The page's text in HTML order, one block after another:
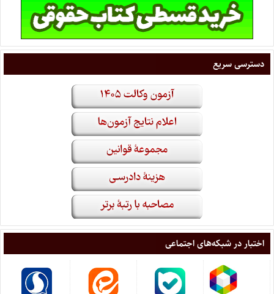
دسترسی سریع
اختبار در شبکه‌های اجتماعی